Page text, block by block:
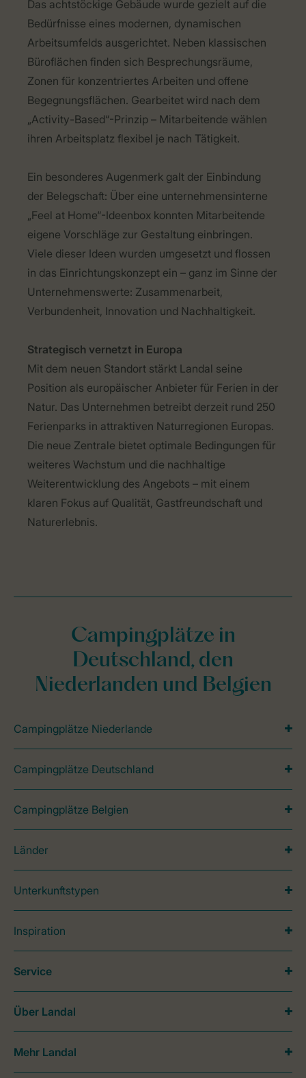
Das achtstöckige Gebäude wurde gezielt auf die
Bedürfnisse eines modernen, dynamischen
Arbeitsumfelds ausgerichtet. Neben klassischen
Büroflächen finden sich Besprechungsräume,
Zonen für konzentriertes Arbeiten und offene
Begegnungsflächen. Gearbeitet wird nach dem
„Activity-Based“-Prinzip – Mitarbeitende wählen
ihren Arbeitsplatz flexibel je nach Tätigkeit.
Ein besonderes Augenmerk galt der Einbindung
der Belegschaft: Über eine unternehmensinterne
„Feel at Home“-Ideenbox konnten Mitarbeitende
eigene Vorschläge zur Gestaltung einbringen.
Viele dieser Ideen wurden umgesetzt und flossen
in das Einrichtungskonzept ein – ganz im Sinne der
Unternehmenswerte: Zusammenarbeit,
Verbundenheit, Innovation und Nachhaltigkeit.
Strategisch vernetzt in Europa
Mit dem neuen Standort stärkt Landal seine
Position als europäischer Anbieter für Ferien in der
Natur. Das Unternehmen betreibt derzeit rund 250
Ferienparks in attraktiven Naturregionen Europas.
Die neue Zentrale bietet optimale Bedingungen für
weiteres Wachstum und die nachhaltige
Weiterentwicklung des Angebots – mit einem
klaren Fokus auf Qualität, Gastfreundschaft und
Naturerlebnis.
Campingplätze in
Deutschland, den
Niederlanden und Belgien
Campingplätze Niederlande
Campingplätze Deutschland
Campingplätze Belgien
Länder
Unterkunftstypen
Inspiration
Service
Über Landal
Mehr Landal